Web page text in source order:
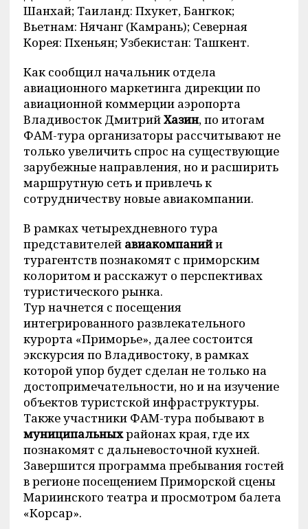
Шанхай; Таиланд: Пхукет, Бангкок;
Вьетнам: Нячанг (Камрань); Северная
Корея: Пхеньян; Узбекистан: Ташкент.
Как сообщил начальник отдела
авиационного маркетинга дирекции по
авиационной коммерции аэропорта
Владивосток ДмитрийХазин, по итогам
ФАМ-тура организаторы рассчитывают не
только увеличить спрос на существующие
зарубежные направления, но и расширить
маршрутную сеть и привлечь к
сотрудничеству новые авиакомпании.
В рамках четырехдневного тура
представителей авиакомпанийи
турагентств познакомят с приморским
колоритом и расскажут о перспективах
туристического рынка.
Тур начнется с посещения
интегрированного развлекательного
курорта «Приморье», далее состоится
экскурсия по Владивостоку, в рамках
которой упор будет сделан не только на
достопримечательности, но и на изучение
объектов туристской инфраструктуры.
Также участники ФАМ-тура побывают в
муниципальныхрайонах края, где их
познакомят с дальневосточной кухней.
Завершится программа пребывания гостей
в регионе посещением Приморской сцены
Мариинского театра и просмотром балета
«Корсар».